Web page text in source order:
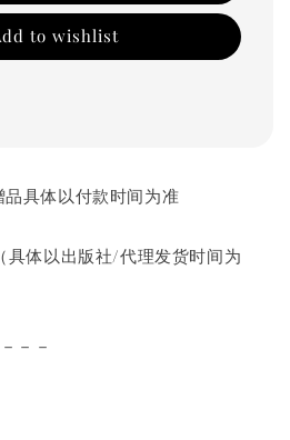
to wishlist
体以付款时间为准
以出版社/代理发货时间为
－－